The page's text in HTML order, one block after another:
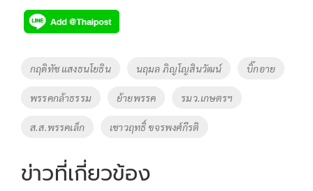
e
b
o
k
tt
er
p
y
Li
Tags
กฤดิทัช แสงธนโยธิน นฤมล ภิญโญสินวัฒน์ บิ๊กอาย
พรรคกล้าธรรม ย้ายพรรค รมว.เกษตรฯ
ส.ส.พรรคเล็ก เชาวฤทธิ์ ขจรพงศ์กีรติ
ข่าวที่เกี่ยวข้อง